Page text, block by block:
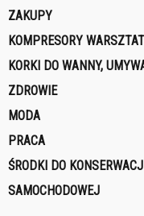
ZAKUPY
KOMPRESORY
KORKI DO WANNY,
ZDROWIE
MODA
PRACA
ŚRODKI DO
SAMOCHODOWEJ